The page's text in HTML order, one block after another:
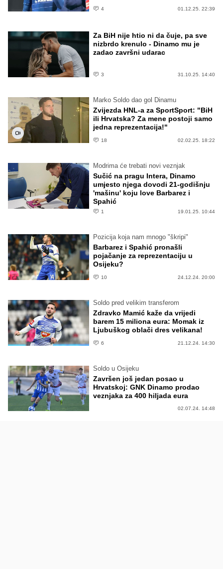
4 01.12.25. 22:39
Za BiH nije htio ni da čuje, pa sve
nizbrdo krenulo - Dinamo mu je
zadao završni udarac
3 31.10.25. 14:40
Marko Soldo dao gol Dinamu
Zvijezda HNL-a za SportSport: "BiH
ili Hrvatska? Za mene postoji samo
jedna reprezentacija!"
18 02.02.25. 18:22
Modrima će trebati novi veznjak
Sučić na pragu Intera, Dinamo
umjesto njega dovodi 21-godišnju
'mašinu' koju love Barbarez i
Spahić
1 19.01.25. 10:44
Pozicija koja nam mnogo "škripi"
Barbarez i Spahić pronašli
pojačanje za reprezentaciju u
Osijeku?
10 24.12.24. 20:00
Soldo pred velikim transferom
Zdravko Mamić kaže da vrijedi
barem 15 miliona eura: Momak iz
Ljubuškog oblači dres velikana!
6 21.12.24. 14:30
Soldo u Osijeku
Završen još jedan posao u
Hrvatskoj: GNK Dinamo prodao
veznjaka za 400 hiljada eura
02.07.24. 14:48